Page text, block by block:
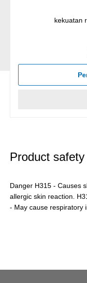
kekuatan
Product safety
Danger H315 - Causes
allergic skin reaction.
- May cause respiratory